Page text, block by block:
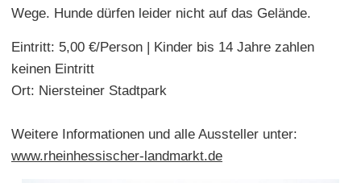
Wege. Hunde dürfen leider nicht auf das Gelände.
Eintritt: 5,00 €/Person | Kinder bis 14 Jahre zahlen
keinen Eintritt
Ort: Niersteiner Stadtpark
Weitere Informationen und alle Aussteller unter:
www.rheinhessischer-landmarkt.de